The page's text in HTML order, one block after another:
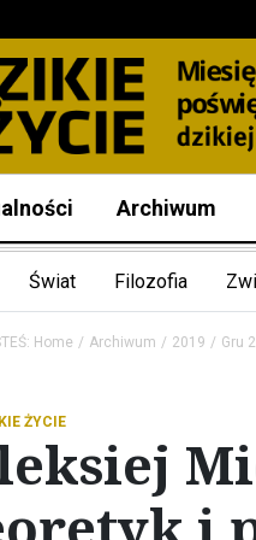
Archiwum
Świat Filozofia
Home Archiwum 2019 Gru
ŻYCIE